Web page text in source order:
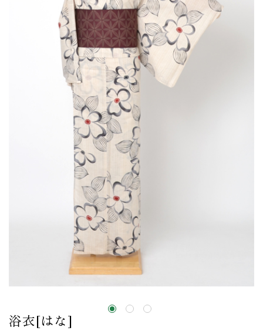
浴衣[はな]